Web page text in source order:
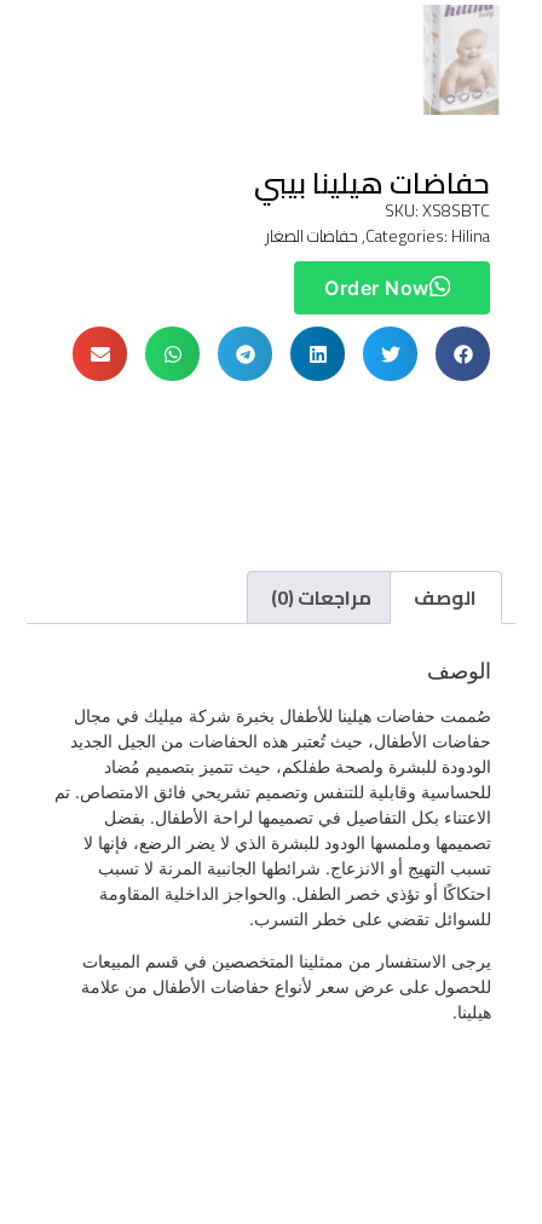
حفاضات هيلينا بيبي
SKU: XS8SBTC
Categories:Hilina
,حفاضات الصغار
Order Now
الوصف مراجعات (0)
الوصف
صُممت حفاضات هيلينا للأطفال بخبرة شركة ميليك في مجال
حفاضات الأطفال، حيث تُعتبر هذه الحفاضات من الجيل الجديد
الودودة للبشرة ولصحة طفلكم، حيث تتميز بتصميم مُضاد
للحساسية وقابلية للتنفس وتصميم تشريحي فائق الامتصاص. تم
الاعتناء بكل التفاصيل في تصميمها لراحة الأطفال. بفضل
تصميمها وملمسها الودود للبشرة الذي لا يضر الرضع، فإنها لا
تسبب التهيج أو الانزعاج. شرائطها الجانبية المرنة لا تسبب
احتكاكًا أو تؤذي خصر الطفل. والحواجز الداخلية المقاومة
للسوائل تقضي على خطر التسرب.
يرجى الاستفسار من ممثلينا المتخصصين في قسم المبيعات
للحصول على عرض سعر لأنواع حفاضات الأطفال من علامة
هيلينا.